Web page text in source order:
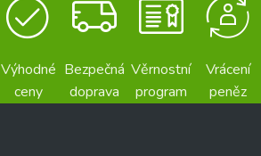
Výhodné
ceny
Bezpečná
doprava
Věrnostní
program
Vrácení
peněz